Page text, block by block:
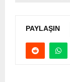
PAYLAŞIN